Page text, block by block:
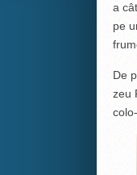
a
pe
De
zeu